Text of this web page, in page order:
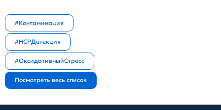
#Контаминация
#HCPДетекция
#ОксидативныйСтресс